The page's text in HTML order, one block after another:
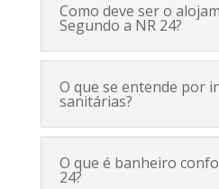
Como deve ser o
Segundo a NR 24?
O que se entende por
sanitárias?
O que é banheiro
24?